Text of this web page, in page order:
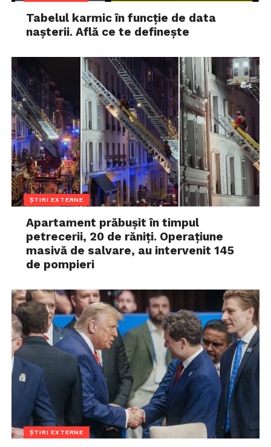
Tabelul karmic în funcție de data
nașterii. Află ce te definește
ȘTIRI EXTERNE
Apartament prăbușit în timpul
petrecerii, 20 de răniți. Operațiune
masivă de salvare, au intervenit 145
de pompieri
ȘTIRI EXTERNE